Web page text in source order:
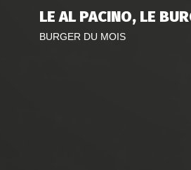
LE AL PACINO, LE
BURGER DU MOIS